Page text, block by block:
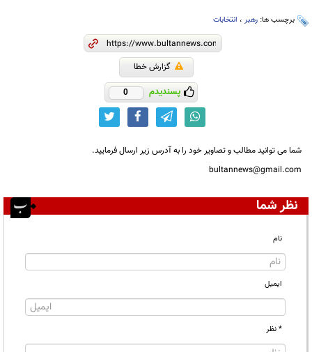
برچسب ها: رهبر ، انتخابات
گزارش خطا
پسندیدم 0
شما می توانید مطالب و تصاویر خود را به آدرس زیر ارسال فرمایید.
bultannews@gmail.com
نظر شما
نام
ایمیل
* نظر